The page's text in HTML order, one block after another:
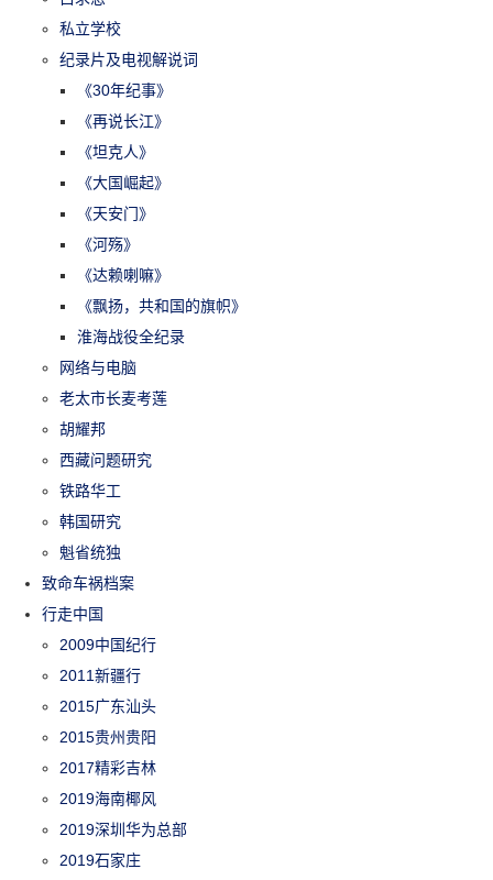
私立学校
纪录片及电视解说词
《30年纪事》
《再说长江》
《坦克人》
《大国崛起》
《天安门》
《河殇》
《达赖喇嘛》
《飘扬，共和国的旗帜》
淮海战役全纪录
网络与电脑
老太市长麦考莲
胡耀邦
西藏问题研究
铁路华工
韩国研究
魁省统独
致命车祸档案
行走中国
2009中国纪行
2011新疆行
2015广东汕头
2015贵州贵阳
2017精彩吉林
2019海南椰风
2019深圳华为总部
2019石家庄